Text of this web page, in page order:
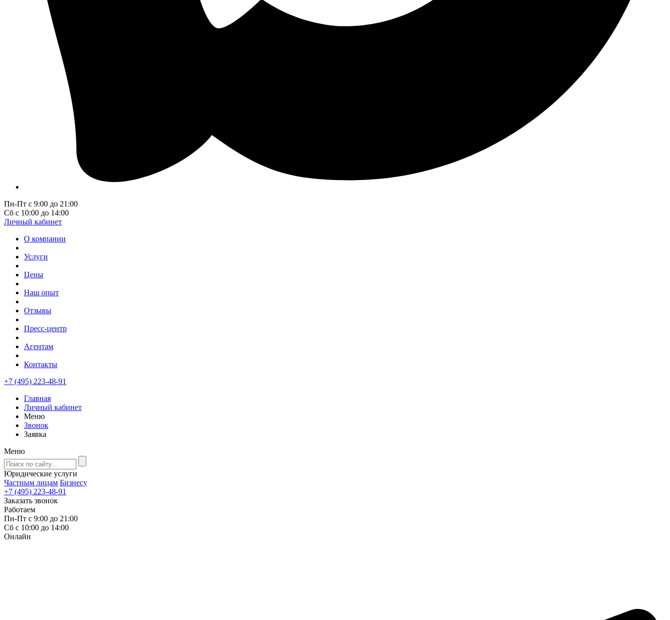
Пн-Пт с 9:00 до 21:00
Сб с 10:00 до 14:00
Личный кабинет
О компании
Услуги
Цены
Наш опыт
Отзывы
Пресс-центр
Агентам
Контакты
+7 (495) 223-48-91
Главная
Личный кабинет
Меню
Звонок
Заявка
Меню
Юридические услуги
Частным лицам Бизнесу
+7 (495) 223-48-91
Заказать звонок
Работаем
Пн-Пт с 9:00 до 21:00
Сб с 10:00 до 14:00
Онлайн